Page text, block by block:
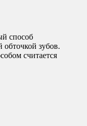
способ
зубов.
считается